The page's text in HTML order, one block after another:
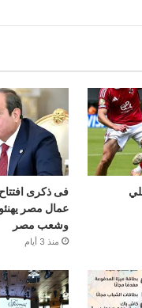
فى ذكرى
عمال مصر
وشعب مصر
منذ 3 أيام